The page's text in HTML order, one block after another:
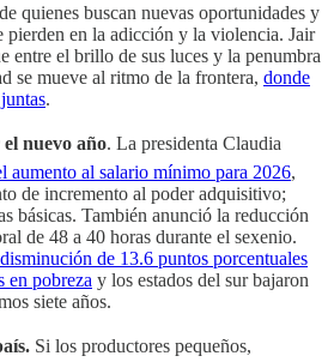
quienes buscan nuevas oportunidades y
pierden en la adicción y la violencia. Jair
entre el brillo de sus luces y la penumbra
se mueve al ritmo de la frontera, donde
.
nuevo año. La presidenta Claudia
aumento al salario mínimo para 2026,
de incremento al poder adquisitivo;
básicas. También anunció la reducción
de 48 a 40 horas durante el sexenio.
de 13.6 puntos porcentuales
en pobreza y los estados del sur bajaron
siete años.
Si los productores pequeños,